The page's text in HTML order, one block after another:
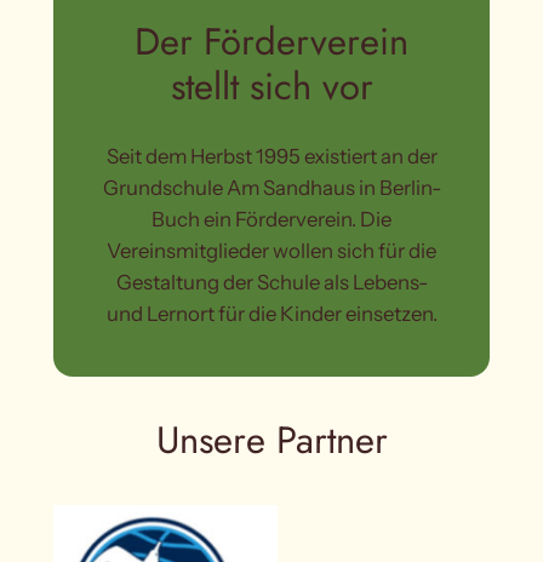
Der Förderverein
stellt sich vor
Seit dem Herbst 1995 existiert an der
Grundschule Am Sandhaus in Berlin-
Buch ein Förderverein. Die
Vereinsmitglieder wollen sich für die
Gestaltung der Schule als Lebens-
und Lernort für die Kinder einsetzen.
Unsere Partner